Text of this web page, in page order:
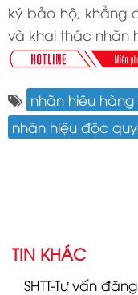
ký bảo hộ, khẳng
và khai thác nhãn
nhãn hiệu
nhãn hiệu độc
TIN KHÁC
SHTT-Tư vấn